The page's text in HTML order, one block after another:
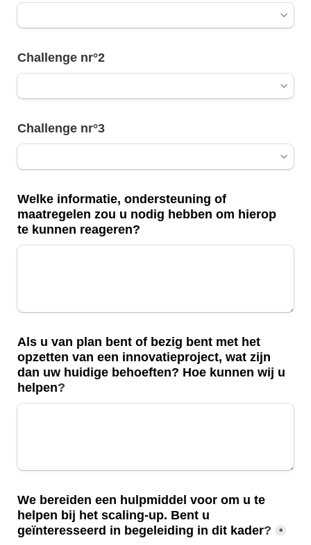
Challenge nr°2
Challenge nr°3
Welke informatie, ondersteuning of
maatregelen zou u nodig hebben om hierop
te kunnen reageren?
Als u van plan bent of bezig bent met het
opzetten van een innovatieproject, wat zijn
dan uw huidige behoeften? Hoe kunnen wij u
helpen?
We bereiden een hulpmiddel voor om u te
helpen bij het scaling-up. Bent u
geïnteresseerd in begeleiding in dit kader? *